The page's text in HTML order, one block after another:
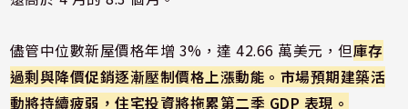
儘管中位數新屋價格年增 3%，達 42.66 萬美元，但庫存
過剩與降價促銷逐漸壓制價格上漲動能。市場預期建築活
動將持續疲弱，住宅投資將拖累第二季 GDP 表現。